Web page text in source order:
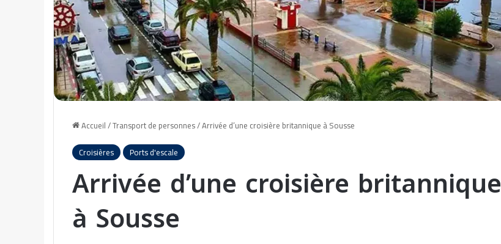
Accueil/Transport de personnes/Arrivée d’une croisière britannique à Sousse
Croisières
Ports d'escale
Arrivée d’une croisière britannique
à Sousse